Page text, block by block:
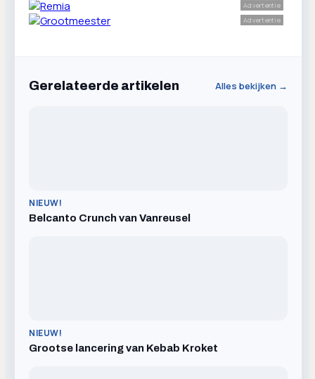
Advertentie
Advertentie
Gerelateerde artikelen Alles bekijken →
NIEUW!
Belcanto Crunch van Vanreusel
NIEUW!
Grootse lancering van Kebab Kroket